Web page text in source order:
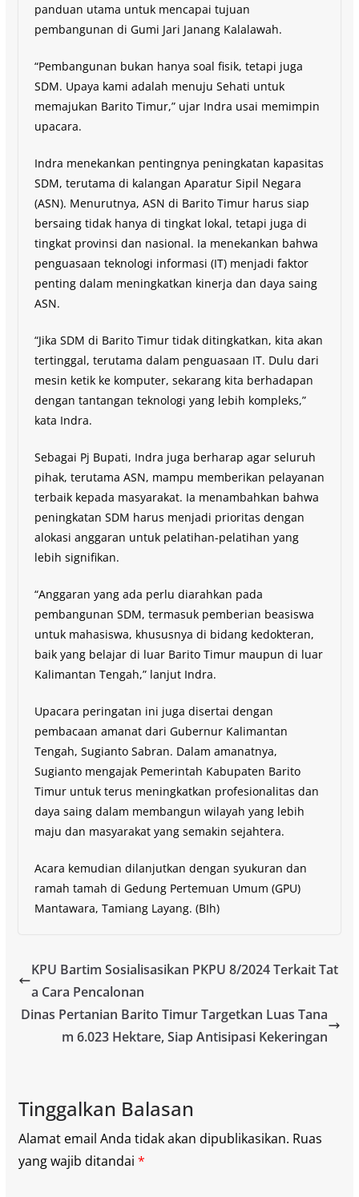
panduan utama untuk mencapai tujuan
pembangunan di Gumi Jari Janang Kalalawah.
“Pembangunan bukan hanya soal fisik, tetapi juga
SDM. Upaya kami adalah menuju Sehati untuk
memajukan Barito Timur,” ujar Indra usai memimpin
upacara.
Indra menekankan pentingnya peningkatan kapasitas
SDM, terutama di kalangan Aparatur Sipil Negara
(ASN). Menurutnya, ASN di Barito Timur harus siap
bersaing tidak hanya di tingkat lokal, tetapi juga di
tingkat provinsi dan nasional. Ia menekankan bahwa
penguasaan teknologi informasi (IT) menjadi faktor
penting dalam meningkatkan kinerja dan daya saing
ASN.
“Jika SDM di Barito Timur tidak ditingkatkan, kita akan
tertinggal, terutama dalam penguasaan IT. Dulu dari
mesin ketik ke komputer, sekarang kita berhadapan
dengan tantangan teknologi yang lebih kompleks,”
kata Indra.
Sebagai Pj Bupati, Indra juga berharap agar seluruh
pihak, terutama ASN, mampu memberikan pelayanan
terbaik kepada masyarakat. Ia menambahkan bahwa
peningkatan SDM harus menjadi prioritas dengan
alokasi anggaran untuk pelatihan-pelatihan yang
lebih signifikan.
“Anggaran yang ada perlu diarahkan pada
pembangunan SDM, termasuk pemberian beasiswa
untuk mahasiswa, khususnya di bidang kedokteran,
baik yang belajar di luar Barito Timur maupun di luar
Kalimantan Tengah,” lanjut Indra.
Upacara peringatan ini juga disertai dengan
pembacaan amanat dari Gubernur Kalimantan
Tengah, Sugianto Sabran. Dalam amanatnya,
Sugianto mengajak Pemerintah Kabupaten Barito
Timur untuk terus meningkatkan profesionalitas dan
daya saing dalam membangun wilayah yang lebih
maju dan masyarakat yang semakin sejahtera.
Acara kemudian dilanjutkan dengan syukuran dan
ramah tamah di Gedung Pertemuan Umum (GPU)
Mantawara, Tamiang Layang. (BIh)
KPU Bartim Sosialisasikan PKPU 8/2024 Terkait Tat
a Cara Pencalonan
Dinas Pertanian Barito Timur Targetkan Luas Tana
m 6.023 Hektare, Siap Antisipasi Kekeringan
Tinggalkan Balasan
Alamat email Anda tidak akan dipublikasikan. Ruas
yang wajib ditandai *